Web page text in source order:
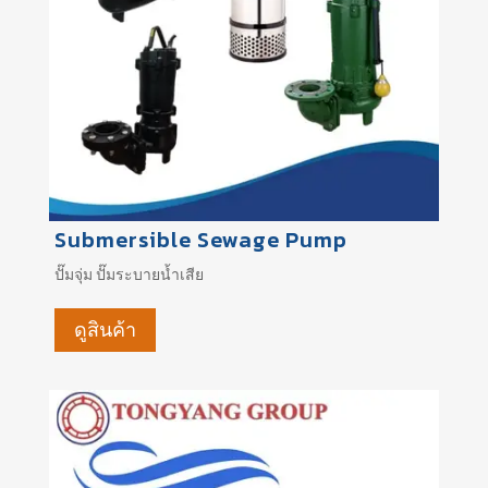
Submersible Sewage Pump
ปั๊มจุ่มปั๊มระบายน้ำเสีย
ดูสินค้า